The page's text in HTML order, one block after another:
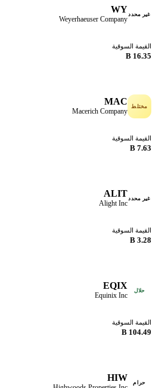
محدد
Weyerhaeuser Company
السوقية
MAC
Macerich Company
السوقية
محدد ALIT
Alight Inc
السوقية
EQIX
Equinix Inc
السوقية
HIW